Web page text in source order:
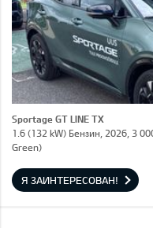
Sportage GT LINE TX
1.6 (132 kW) Бензин, 2026, 3
Green)
Я ЗАИНТЕРЕСОВАН!